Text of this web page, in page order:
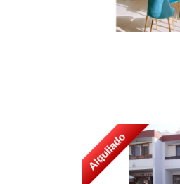
Alquilado